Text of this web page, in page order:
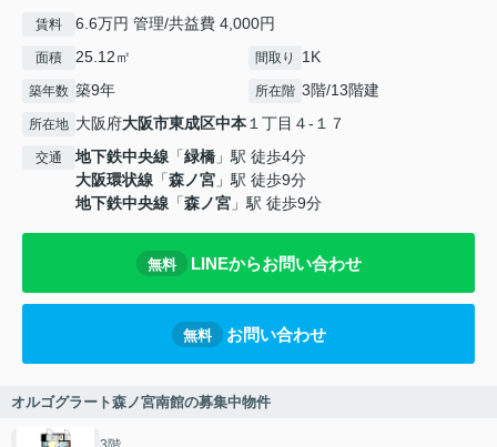
賃料 6.6万円 管理/共益費 4,000円
面積 25.12㎡ 間取り 1K
築年数 築9年 所在階 3階/13階建
所在地 大阪府大阪市東成区中本１丁目４-１７
交通 地下鉄中央線 「緑橋 」駅 徒歩4分
大阪環状線 「森ノ宮 」駅 徒歩9分
地下鉄中央線 「森ノ宮 」駅 徒歩9分
無料 LINEからお問い合わせ
無料 お問い合わせ
オルゴグラート森ノ宮南館の募集中物件